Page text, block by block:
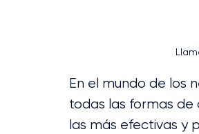
En el mundo de los
todas las formas de
las más efectivas y